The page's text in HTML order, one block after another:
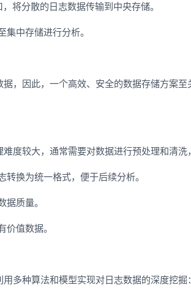
将分散的日志数据传输到中央存储。
中存储进行分析。
，因此，一个高效、安全的数据存储方案
度较大，通常需要对数据进行预处理和清洗
换为统一格式，便于后续分析。
质量。
值数据。
多种算法和模型实现对日志数据的深度挖掘：